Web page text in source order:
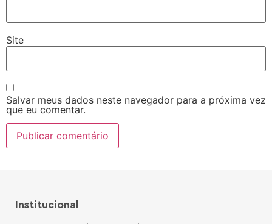
Site
Salvar meus dados neste navegador para a próxima vez
que eu comentar.
Institucional